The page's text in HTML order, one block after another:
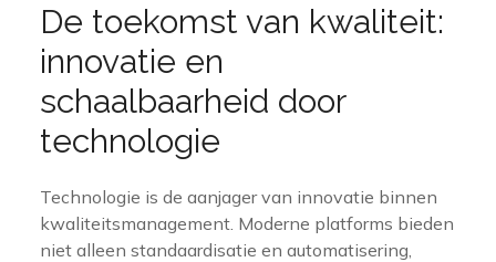
De toekomst van kwaliteit:
innovatie en
schaalbaarheid door
technologie
Technologie is de aanjager van innovatie binnen
kwaliteitsmanagement. Moderne platforms bieden
niet alleen standaardisatie en automatisering,